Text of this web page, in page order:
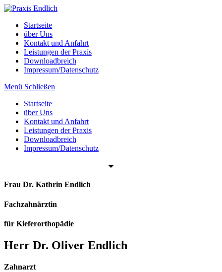
Zum
springenStartseite
über Uns
Kontakt und Anfahrt
Leistungen der Praxis
Downloadbreich
Impressum/Datenschutz
Menü Schließen
Startseite
über Uns
Kontakt und Anfahrt
Leistungen der Praxis
Downloadbreich
Impressum/Datenschutz
Frau Dr. Kathrin Endlich
Fachzahnärztin
für Kieferorthopädie
Herr Dr. Oliver Endlich
Zahnarzt